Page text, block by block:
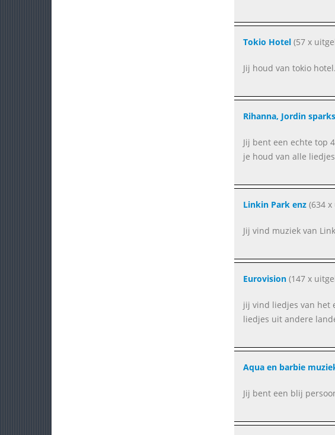
Tokio Hotel(57 x
Jij houd van tokio
Rihanna, Jordin
Jij bent een echte top
je houd van alle
Linkin Park enz(634 x
Jij vind muziek van
Eurovision(147 x
jij vind liedjes van het
liedjes uit andere
Aqua en barbie
Jij bent een blij